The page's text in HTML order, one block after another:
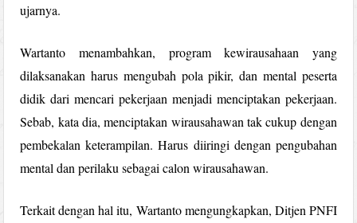
ujarnya.
Wartanto menambahkan, program kewirausahaan yang
dilaksanakan harus mengubah pola pikir, dan mental peserta
didik dari mencari pekerjaan menjadi menciptakan pekerjaan.
Sebab, kata dia, menciptakan wirausahawan tak cukup dengan
pembekalan keterampilan. Harus diiringi dengan pengubahan
mental dan perilaku sebagai calon wirausahawan.
Terkait dengan hal itu, Wartanto mengungkapkan, Ditjen PNFI